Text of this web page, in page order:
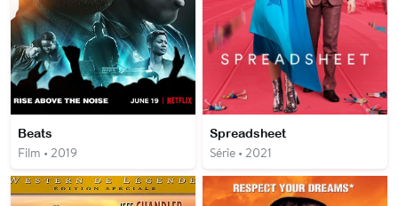
Beats
Film • 2019
Spreadsheet
Série • 2021